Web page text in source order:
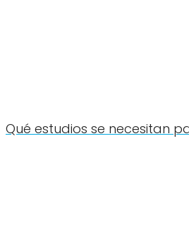
Qué estudios se necesitan